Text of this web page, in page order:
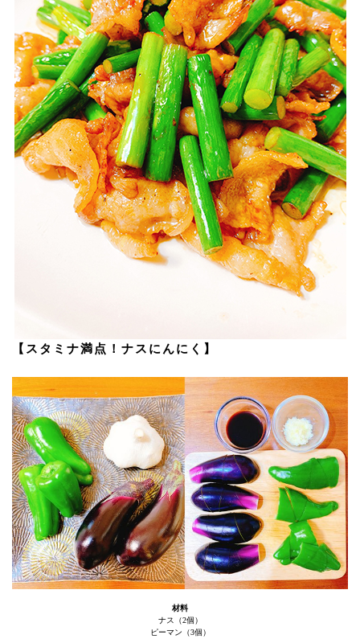
【スタミナ満点！ナスにんにく】
材料
ナス（2個）
ピーマン（3個）